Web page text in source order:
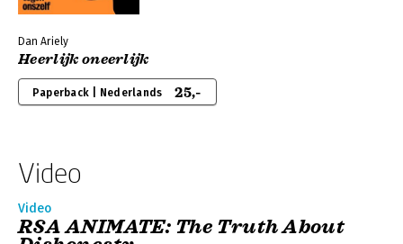
Dan Ariely
Heerlijk oneerlijk
Paperback | Nederlands 25,-
Video
Video
RSA ANIMATE: The Truth About